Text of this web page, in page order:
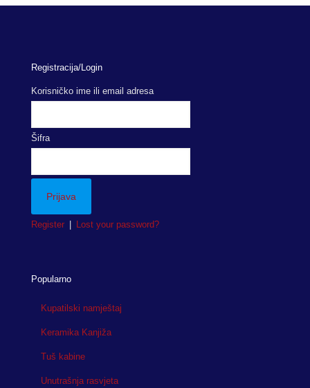
through
Registracija/Login
Korisničko ime ili email adresa
Šifra
Register Lost your password?
Popularno
Kupatilski namještaj
Keramika Kanjiža
Tuš kabine
Unutrašnja rasvjeta